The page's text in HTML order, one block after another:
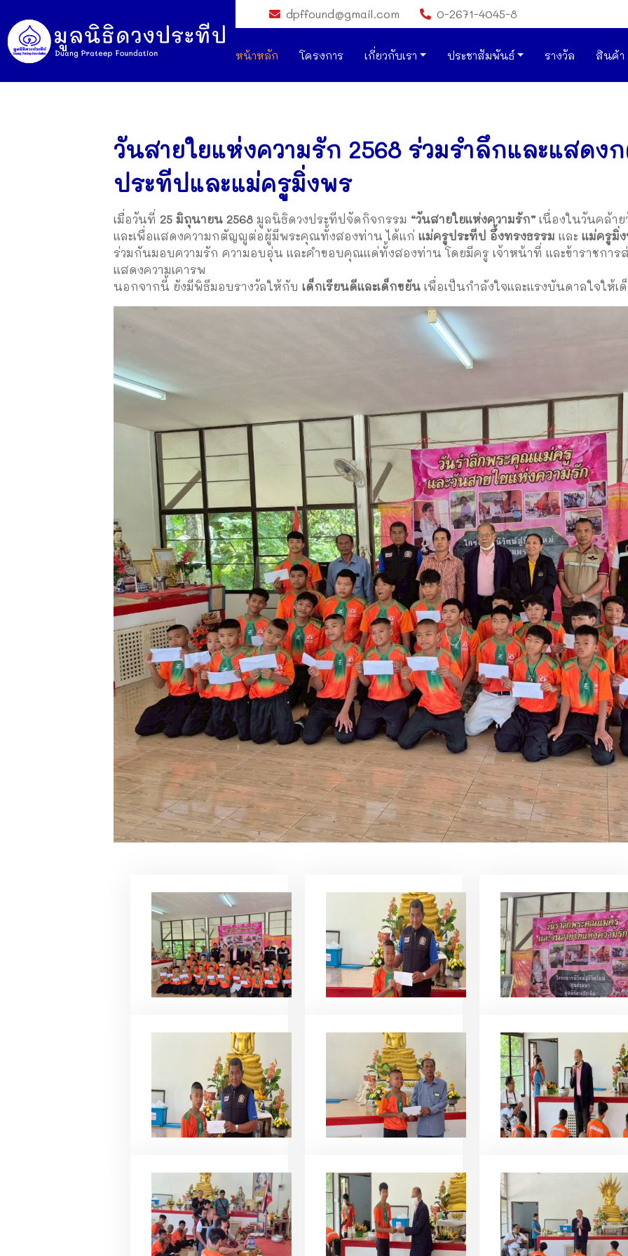
dpffound@gmail.com 0-2671-4045-8
หน้าหลัก โครงการ เกี่ยวกับเรา ประชาสัมพันธ์ รางวัล สินค้า
วันสายใยแห่งความรัก 2568 ร่วมรำลึกและแสด
ประทีปและแม่ครูมิ่งพร
เมื่อวันที่ 25 มิถุนายน 2568 มูลนิธิดวงประทีปจัดกิจกรรม “วันสายใยแห่งความรัก” เนื่องในวันคล้า
และเพื่อแสดงความกตัญญูต่อผู้มีพระคุณทั้งสองท่าน ได้แก่ แม่ครูประทีป อึ้งทรงธรรม และ แม่ครูมิ่
ร่วมกันมอบความรัก ความอบอุ่น และคำขอบคุณแด่ทั้งสองท่าน โดยมีครู เจ้าหน้าที่ และข้าราชกา
แสดงความเคารพ
นอกจากนี้ ยังมีพิธีมอบรางวัลให้กับ เด็กเรียนดีและเด็กขยัน เพื่อเป็นกำลังใจและแรงบันดาลใจให้